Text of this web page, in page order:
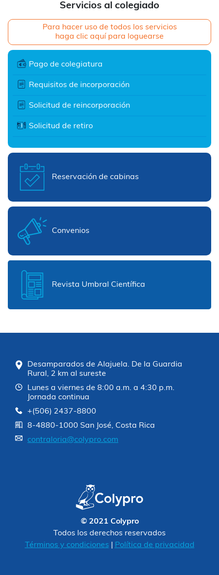
Servicios al colegiado
Para hacer uso de todos los servicios
haga clic aquí para loguearse
Pago de colegiatura
Requisitos de incorporación
Solicitud de reincorporación
Solicitud de retiro
Reservación de cabinas
Convenios
Revista Umbral Científica
Desamparados de Alajuela. De la Guardia
Rural, 2 km al sureste
Lunes a viernes de 8:00 a.m. a 4:30 p.m.
Jornada continua
+(506) 2437-8800
8-4880-1000 San José, Costa Rica
contraloria@colypro.com
© 2021 Colypro
Todos los derechos reservados
Términos y condiciones
Política de privacidad